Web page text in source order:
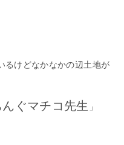
るけどなかなかの辺土地が
んぐマチコ先生 」